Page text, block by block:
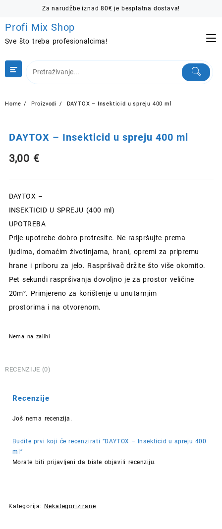
content
Za narudžbe iznad 80€ je besplatna dostava!
Profi Mix Shop
Sve što treba profesionalcima!
Home Proizvodi DAYTOX – Insekticid u spreju 400 ml
DAYTOX – Insekticid u spreju 400 ml
3,00 €
DAYTOX –
INSEKTICID U SPREJU (400 ml)
UPOTREBA
Prije upotrebe dobro protresite. Ne raspršujte prema
ljudima, domaćim životinjama, hrani, opremi za pripremu
hrane i priboru za jelo. Raspršivač držite što više okomito.
Pet sekundi raspršivanja dovoljno je za prostor veličine
20m². Primjereno za korištenje u unutarnjim
prostorima i na otvorenom.
Nema na zalihi
RECENZIJE (0)
Recenzije
Još nema recenzija.
Budite prvi koji će recenzirati “DAYTOX – Insekticid u spreju 400
ml”
Morate biti prijavljeni da biste objavili recenziju.
Kategorija: Nekategorizirane